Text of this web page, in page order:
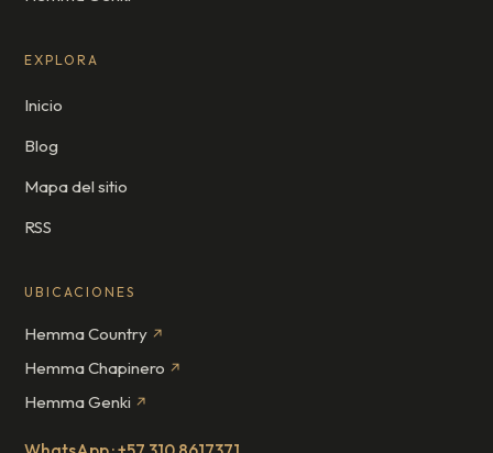
EXPLORA
Inicio
Blog
Mapa del sitio
RSS
UBICACIONES
Hemma Country ↗
Hemma Chapinero ↗
Hemma Genki ↗